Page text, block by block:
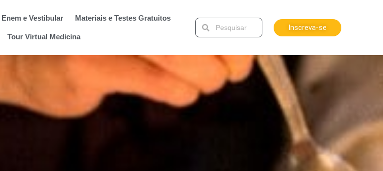
Enem e Vestibular Materiais e Testes Gratuitos
Tour Virtual Medicina
Inscreva-se